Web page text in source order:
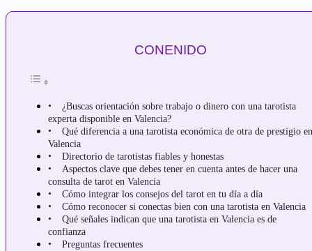
CONENIDO
¿Buscas orientación sobre trabajo o dinero con una tarotista
experta disponible en Valencia?
Qué diferencia a una tarotista económica de otra de prestigio en
Valencia
Directorio de tarotistas fiables y honestas
Aspectos clave que debes tener en cuenta antes de hacer una
consulta de tarot en Valencia
Cómo integrar los consejos del tarot en tu día a día
Cómo reconocer si conectas bien con una tarotista en Valencia
Qué señales indican que una tarotista en Valencia es de
confianza
Preguntas frecuentes